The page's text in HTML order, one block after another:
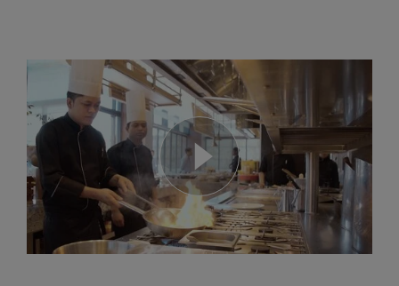
DEN Hotel - MEIKO Spültechnik in Bangalore